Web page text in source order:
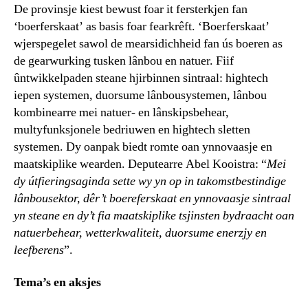
De provinsje kiest bewust foar it fersterkjen fan
‘boerferskaat’ as basis foar fearkrêft. ‘Boerferskaat’
wjerspegelet sawol de mearsidichheid fan ús boeren as
de gearwurking tusken lânbou en natuer. Fiif
ûntwikkelpaden steane hjirbinnen sintraal: hightech
iepen systemen, duorsume lânbousystemen, lânbou
kombinearre mei natuer- en lânskipsbehear,
multyfunksjonele bedriuwen en hightech sletten
systemen. Dy oanpak biedt romte oan ynnovaasje en
maatskiplike wearden. Deputearre Abel Kooistra: “Mei
dy útfieringsaginda sette wy yn op in takomstbestindige
lânbousektor, dêr’t boereferskaat en ynnovaasje sintraal
yn steane en dy’t fia maatskiplike tsjinsten bydraacht oan
natuerbehear, wetterkwaliteit, duorsume enerzjy en
leefberens”.
Tema’s en aksjes